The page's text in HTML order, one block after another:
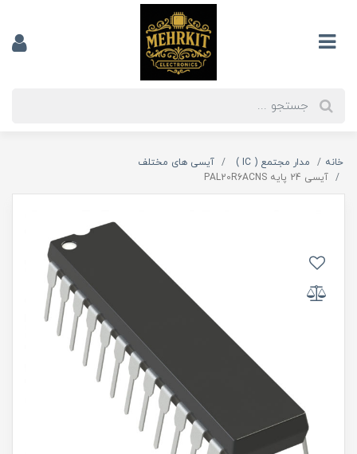
خانه مدار مجتمع ( IC )
آیسی های مختلف
آیسی 24 پایه PAL20R6ACNS